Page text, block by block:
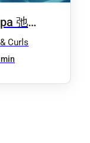
弛
(
Curls